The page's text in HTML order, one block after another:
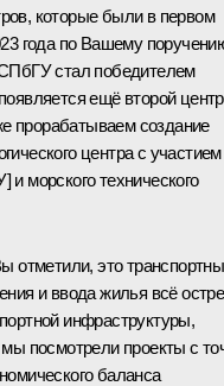
которые были в первом
года по Вашему
стал победителем
ещё второй
прорабатываем создание
центра с участием
морского технического
отметили, это
и ввода жилья всё
инфраструктуры,
посмотрели проекты с
баланса